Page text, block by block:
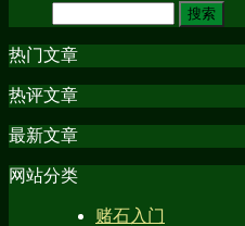
热门文章
热评文章
最新文章
网站分类
赌石入门